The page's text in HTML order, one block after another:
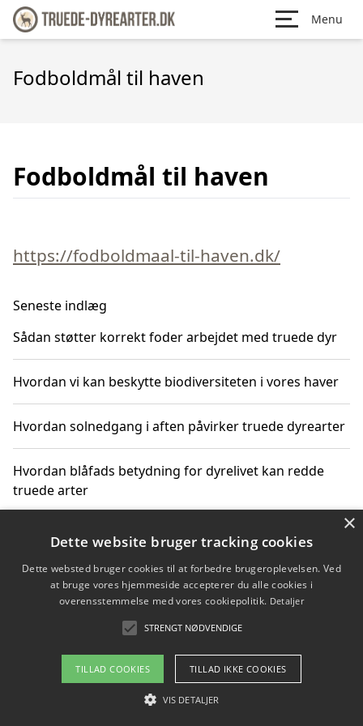
Menu
Fodboldmål til haven
Fodboldmål til haven
https://fodboldmaal-til-haven.dk/
Seneste indlæg
Sådan støtter korrekt foder arbejdet med truede dyr
Hvordan vi kan beskytte biodiversiteten i vores haver
Hvordan solnedgang i aften påvirker truede dyrearter
Hvordan blåfads betydning for dyrelivet kan redde
truede arter
Hvordan kan gaver til unge voksne støtte bevarelsen
Copyright 2026 - Pilanto Aps
Om / kontakt
Blog Betingelser
×
Dette website bruger tracking cookies
Dette websted bruger cookies til at forbedre brugeroplevelsen. Ved
at bruge vores hjemmeside accepterer du alle cookies i
overensstemmelse med vores cookiepolitik. Detaljer
STRENGT NØDVENDIGE
TILLAD COOKIES TILLAD IKKE COOKIES
VIS DETALJER